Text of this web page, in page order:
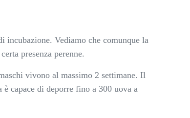
Vediamo che comunque la
presenza perenne.
vivono al massimo 2 settimane. Il
capace di deporre fino a 300 uova a